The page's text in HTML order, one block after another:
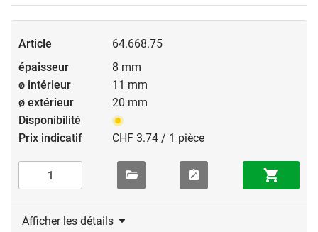
64.668.75
8 mm
11 mm
20 mm
CHF 3.74 / 1 pièce
Afficher les détails